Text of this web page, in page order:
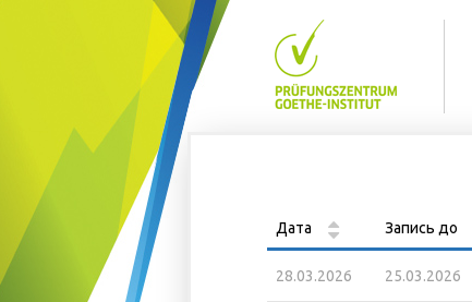
Дата Запись до
28.03.2026 25.03.2026